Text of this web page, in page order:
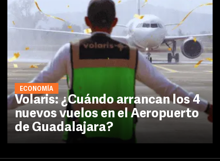
ECONOMÍA
Volaris: ¿Cuándo arrancan los 4
nuevos vuelos en el Aeropuerto
de Guadalajara?